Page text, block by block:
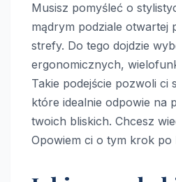
Musisz pomyśleć o
mądrym podziale otwartej
strefy. Do tego dojdzie
ergonomicznych,
Takie podejście pozwoli ci
które idealnie odpowie na
twoich bliskich. Chcesz
Opowiem ci o tym krok po